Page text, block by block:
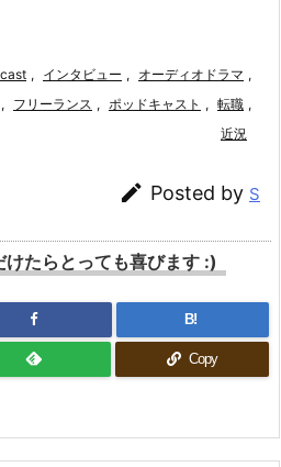
, インタビュー , オーディオドラマ ,
, フリーランス , ポッドキャスト , 転職 ,
近況
 Posted by S
たらとっても喜びます :)
B!
Copy